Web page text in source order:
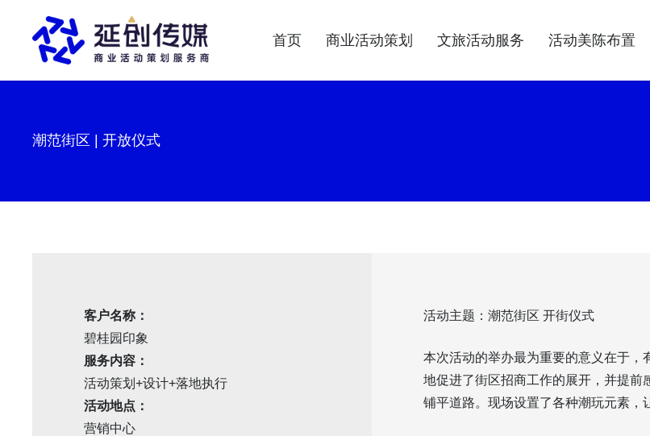
首页 商业活动策划 文旅活动服务 活动美陈布置
潮范街区 | 开放仪式
客户名称：
碧桂园印象
服务内容：
活动策划+设计+落地执行
活动地点：
营销中心
活动主题：潮范街区 开街仪式
本次活动的举办最为重要的意义在于
地促进了街区招商工作的展开，并提
铺平道路。现场设置了各种潮玩元素，